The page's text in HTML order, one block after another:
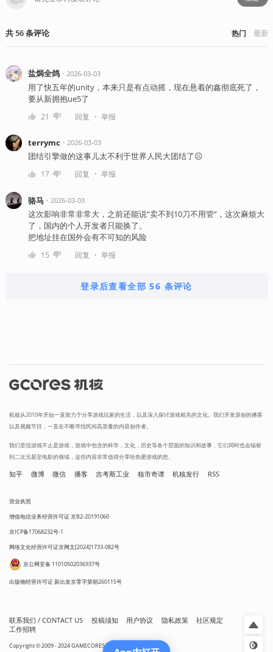
共56条评论 热门 最新
盐焗全鸽・ 2026-03-03
用了快五年的unity，本来只是有点动摇，现在悬着的鑫彻底死了，
要从新拥抱ue5了
21 回复 ・ 举报
terrymc ・ 2026-03-03
团结引擎做的这事儿太不利于世界人民大团结了☹️
17 回复 ・ 举报
骆马 ・ 2026-03-03
这次影响非常非常大，之前还能说“卖不到10刀不用管”，这次麻烦大
了，国内的个人开发者只能换了。
把地址挂在国外会有不可知的风险
15 回复 ・ 举报
登录后查看全部 56 条评论
机核从2010年开始一直致力于分享游戏玩家的生活，以及深入探讨游戏相关的文化。我们开发原创的播客
以及视频节目，一直在不断寻找民间高质量的内容创作者。
我们坚信游戏不止是游戏，游戏中包含的科学，文化，历史等各个层面的知识和故事，它们同时也会辐射
到二次元甚至电影的领域，这些内容非常值得分享给热爱游戏的您。
知乎 微博 微信 播客 吉考斯工业 核市奇谭 机核发行 RSS
营业执照
增值电信业务经营许可证 京B2-20191060
京ICP备17068232号-1
网络文化经营许可证京网文[2024]1733-082号
京公网安备 11010502036937号
出版物经营许可证 新出发京零字第朝260115号
联系我们 / CONTACT US 投稿须知 用户协议 隐私政策
社区规定
工作招聘
Copyright © 2009 - 2024 GAMECORES. All Rights Reserved